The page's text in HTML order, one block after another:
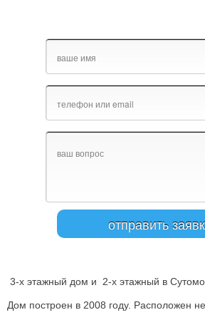
3-х этажный дом и 2-х этажный в
Дом построен в 2008 году. Расположен